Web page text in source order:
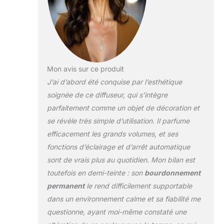
n'importe quel coin
de votre pièce.
Améliorez la qualité
de l'air dans votre
maison en couvrant
que les animaux
domestiques et les
votre famille
ressentir chaque
jour l'odeur des
hôtels de luxe.
chaque coin】 La
technologie unique
est utilisée pour
diffuser directement
l'huile essentielle,
dilution de l'eau et
Mon avis sur ce produit
J’ai d’abord été conquise par l’esthétique
soignée de ce diffuseur, qui s’intègre
parfaitement comme un objet de décoration et
se révèle très simple d’utilisation. Il parfume
efficacement les grands volumes, et ses
fonctions d’éclairage et d’arrêt automatique
sont de vrais plus au quotidien. Mon bilan est
toutefois en demi-teinte : son bourdonnement
permanentle rend difficilement supportable
dans un environnement calme et sa fiabilité me
questionne, ayant moi-même constaté une